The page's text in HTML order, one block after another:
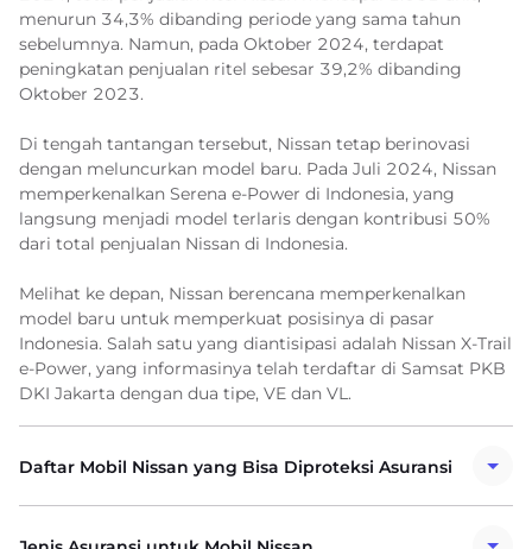
menurun 34,3% dibanding periode yang sama tahun
sebelumnya. Namun, pada Oktober 2024, terdapat
peningkatan penjualan ritel sebesar 39,2% dibanding
Oktober 2023.
Di tengah tantangan tersebut, Nissan tetap berinovasi
dengan meluncurkan model baru. Pada Juli 2024, Nissan
memperkenalkan Serena e-Power di Indonesia, yang
langsung menjadi model terlaris dengan kontribusi 50%
dari total penjualan Nissan di Indonesia.
Melihat ke depan, Nissan berencana memperkenalkan
model baru untuk memperkuat posisinya di pasar
Indonesia. Salah satu yang diantisipasi adalah Nissan X-Trail
e-Power, yang informasinya telah terdaftar di Samsat PKB
DKI Jakarta dengan dua tipe, VE dan VL.
Daftar Mobil Nissan yang Bisa Diproteksi Asuransi